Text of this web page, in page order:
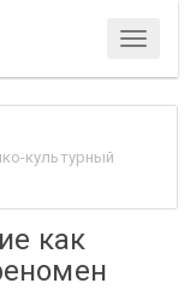
Меню
культурный
как